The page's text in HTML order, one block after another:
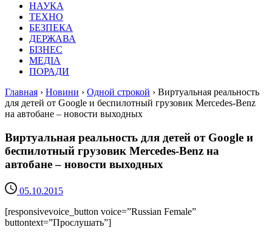
НАУКА
ТЕХНО
БЕЗПЕКА
ДЕРЖАВА
БІЗНЕС
МЕДІА
ПОРАДИ
Главная › Новини › Одной строкой › Виртуальная реальность
для детей от Google и беспилотный грузовик Mercedes-Benz
на автобане – новости выходных
Виртуальная реальность для детей от Google и
беспилотный грузовик Mercedes-Benz на
автобане – новости выходных
05.10.2015
[responsivevoice_button voice=”Russian Female”
buttontext=”Прослушать”]